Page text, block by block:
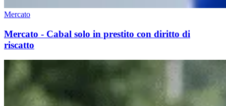
Mercato
Mercato - Cabal solo in prestito con diritto di
riscatto